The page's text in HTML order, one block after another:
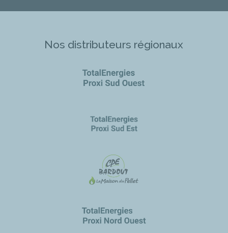
Nos distributeurs régionaux